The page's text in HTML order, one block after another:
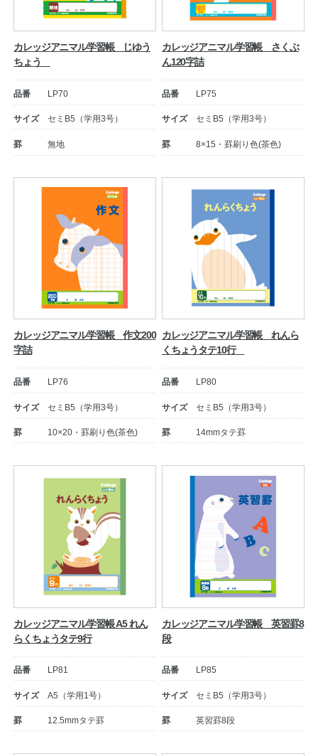
法人のお客様へ
OEMご希望の方へ
公式アカウント
日本ノート
カレッジアニマル学習帳 じゆう
ちょう
品番 LP70
サイズ セミB5（学用3号）
罫 無地
カレッジアニマル学習帳 さくぶ
ん120字詰
品番 LP75
サイズ セミB5（学用3号）
罫 8×15・罫刷り色(茶色)
カレッジアニマル学習帳 作文200
字詰
品番 LP76
サイズ セミB5（学用3号）
罫 10×20・罫刷り色(茶色)
カレッジアニマル学習帳 れんら
くちょうタテ10行
品番 LP80
サイズ セミB5（学用3号）
罫 14mmタテ罫
カレッジアニマル学習帳 A5 れん
らくちょうタテ9行
品番 LP81
サイズ A5（学用1号）
罫 12.5mmタテ罫
カレッジアニマル学習帳 英習罫8
段
品番 LP85
サイズ セミB5（学用3号）
罫 英習罫8段